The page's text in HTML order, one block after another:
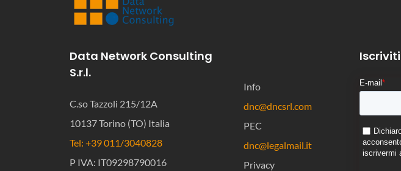
Data Network Consulting
S.r.l.
C.so Tazzoli 215/12A
10137 Torino (TO) Italia
Tel: +39 011/3040828
P IVA: IT09298790016
Info
dnc@dncsrl.com
PEC
dnc@legalmail.it
Privacy
E-mail *
iscrivermi